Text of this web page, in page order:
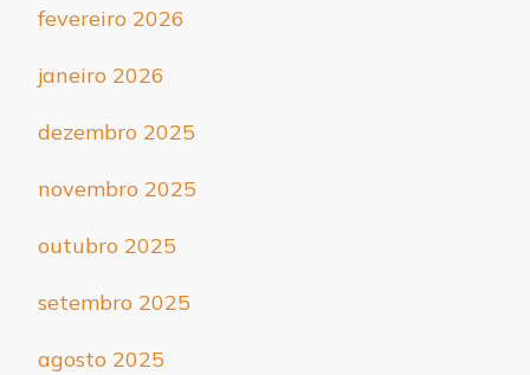
fevereiro 2026
janeiro 2026
dezembro 2025
novembro 2025
outubro 2025
setembro 2025
agosto 2025